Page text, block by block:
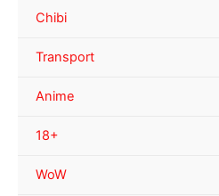
Chibi
Transport
Anime
18+
WoW